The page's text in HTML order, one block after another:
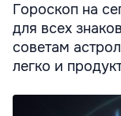
Гороскоп на
для всех
советам
легко и